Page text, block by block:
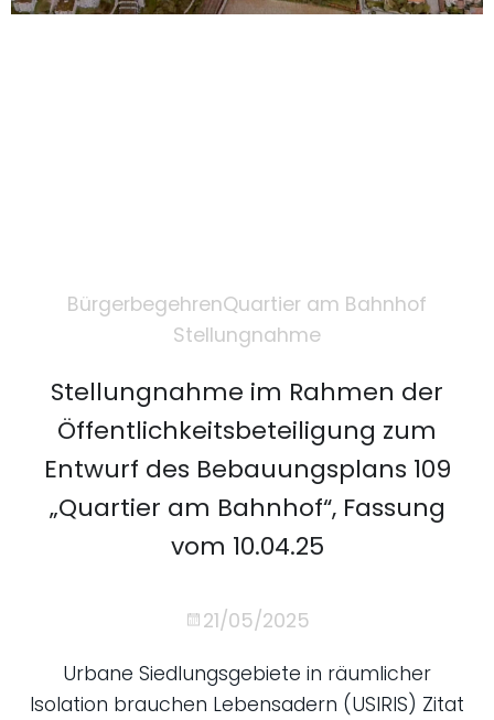
BürgerbegehrenQuartier am Bahnhof
Stellungnahme
Stellungnahme im Rahmen der
Öffentlichkeitsbeteiligung zum
Entwurf des Bebauungsplans 109
„Quartier am Bahnhof“, Fassung
vom 10.04.25
21/05/2025
Urbane Siedlungsgebiete in räumlicher
Isolation brauchen Lebensadern (USIRIS) Zitat